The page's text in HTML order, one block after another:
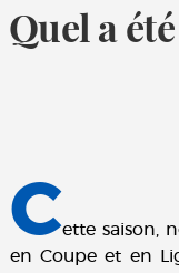
Quel a
Cette saison,
en Coupe et en